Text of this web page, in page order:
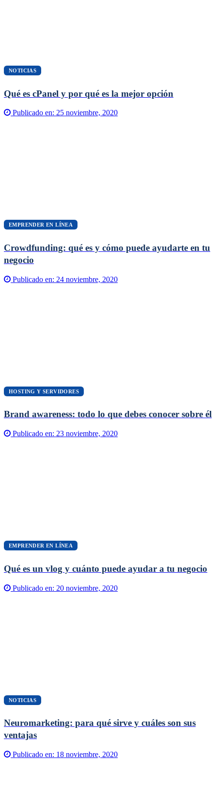
NOTICIAS
Qué es cPanel y por qué es la mejor opción
Publicado en: 25 noviembre, 2020
EMPRENDER EN LÍNEA
Crowdfunding: qué es y cómo puede ayudarte en tu
negocio
Publicado en: 24 noviembre, 2020
HOSTING Y SERVIDORES
Brand awareness: todo lo que debes conocer sobre él
Publicado en: 23 noviembre, 2020
EMPRENDER EN LÍNEA
Qué es un vlog y cuánto puede ayudar a tu negocio
Publicado en: 20 noviembre, 2020
NOTICIAS
Neuromarketing: para qué sirve y cuáles son sus
ventajas
Publicado en: 18 noviembre, 2020